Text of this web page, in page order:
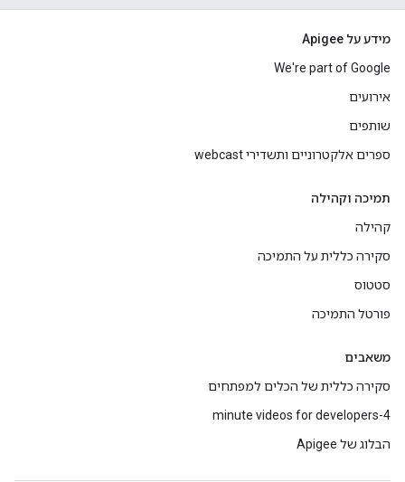
מידע על Apigee
We're part of Google
אירועים
שותפים
ספרים אלקטרוניים ותשדירי webcast
תמיכה וקהילה
קהילה
סקירה כללית על התמיכה
סטטוס
פורטל התמיכה
משאבים
סקירה כללית של הכלים למפתחים
4-minute videos for developers
הבלוג של Apigee